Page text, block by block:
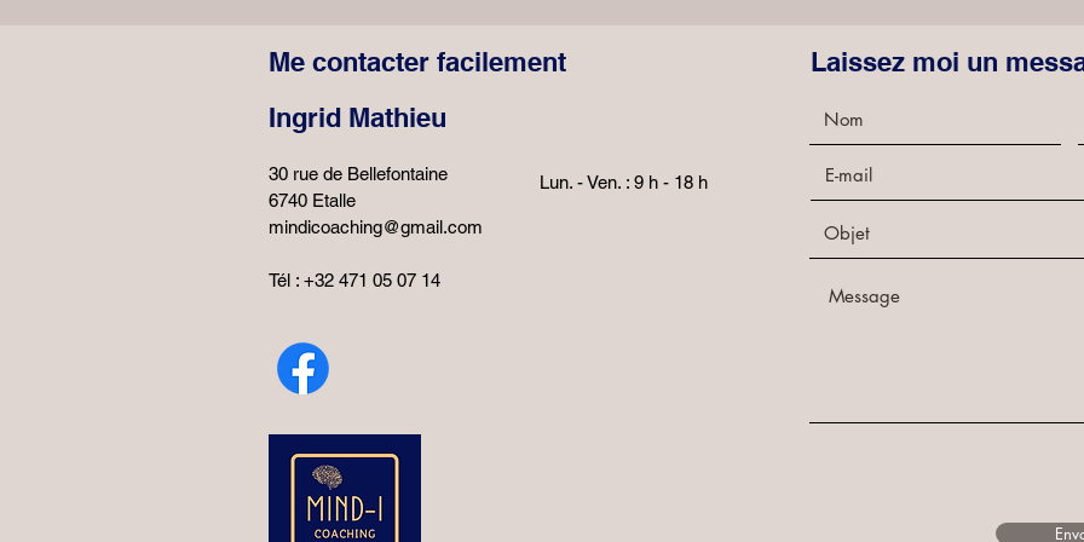
Me contacter facilement
Ingrid Mathieu
30 rue de Bellefontaine
6740 Etalle
mindicoaching@gmail.com
Tél : +32 471 05 07 14
Lun. - Ven. : 9 h - 18 h
Laissez moi un